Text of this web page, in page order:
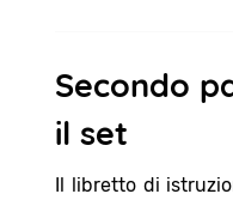
Secondo
il set
Il libretto di